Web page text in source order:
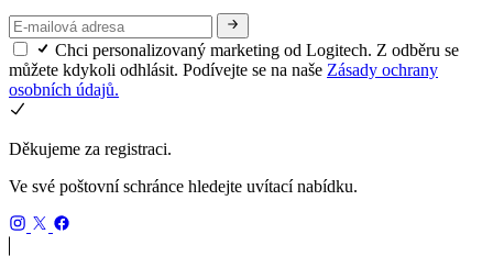
Chci personalizovaný marketing od Logitech. Z odběru se
můžete kdykoli odhlásit. Podívejte se na naše Zásady ochrany
osobních údajů.
Děkujeme za registraci.
Ve své poštovní schránce hledejte uvítací nabídku.